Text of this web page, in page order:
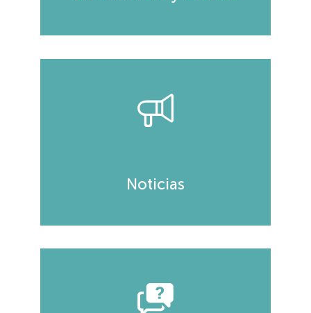
Noticias